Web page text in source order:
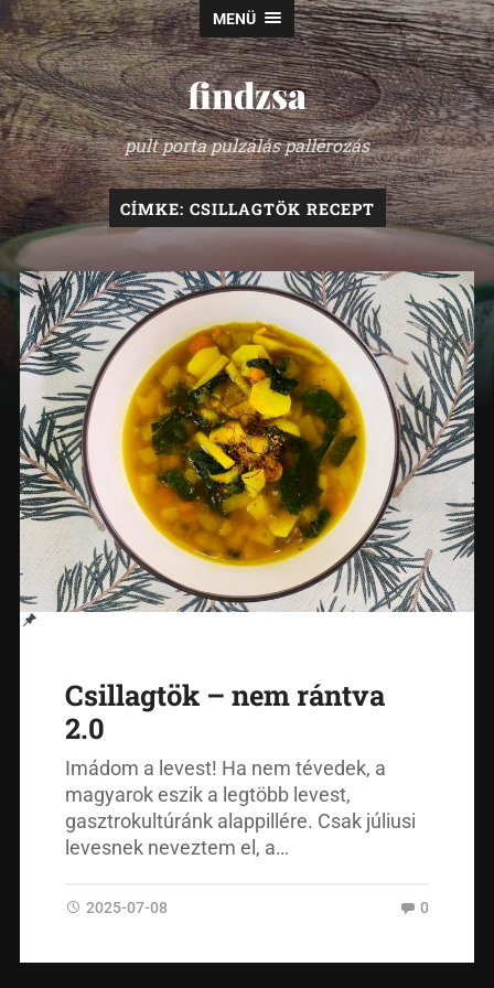
MENÜ
findzsa
pult porta pulzálás pallérozás
CÍMKE: CSILLAGTÖK RECEPT
Csillagtök – nem rántva
2.0
Imádom a levest! Ha nem tévedek, a
magyarok eszik a legtöbb levest,
gasztrokultúránk alappillére. Csak júliusi
levesnek neveztem el, a…
2025-07-08 0